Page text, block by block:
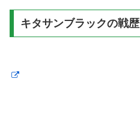
キタサンブラックの戦歴